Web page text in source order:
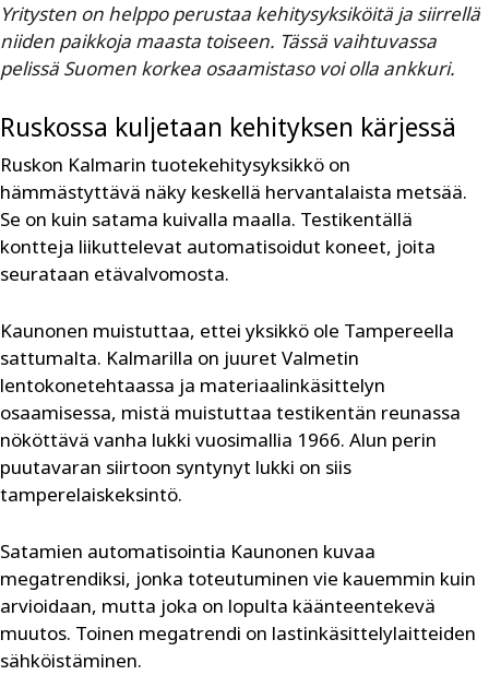
Yritysten on helppo perustaa kehitysyksiköitä ja siirrellä
niiden paikkoja maasta toiseen. Tässä vaihtuvassa
pelissä Suomen korkea osaamistaso voi olla ankkuri.
Ruskossa kuljetaan kehityksen kärjessä
Ruskon Kalmarin tuotekehitysyksikkö on
hämmästyttävä näky keskellä hervantalaista metsää.
Se on kuin satama kuivalla maalla. Testikentällä
kontteja liikuttelevat automatisoidut koneet, joita
seurataan etävalvomosta.
Kaunonen muistuttaa, ettei yksikkö ole Tampereella
sattumalta. Kalmarilla on juuret Valmetin
lentokonetehtaassa ja materiaalinkäsittelyn
osaamisessa, mistä muistuttaa testikentän reunassa
nököttävä vanha lukki vuosimallia 1966. Alun perin
puutavaran siirtoon syntynyt lukki on siis
tamperelaiskeksintö.
Satamien automatisointia Kaunonen kuvaa
megatrendiksi, jonka toteutuminen vie kauemmin kuin
arvioidaan, mutta joka on lopulta käänteentekevä
muutos. Toinen megatrendi on lastinkäsittelylaitteiden
sähköistäminen.